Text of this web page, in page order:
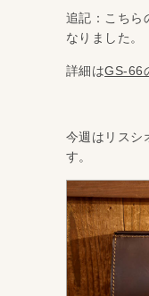
追記：こちら
なりました。
詳細はGS-66
今週はリスシ
す。